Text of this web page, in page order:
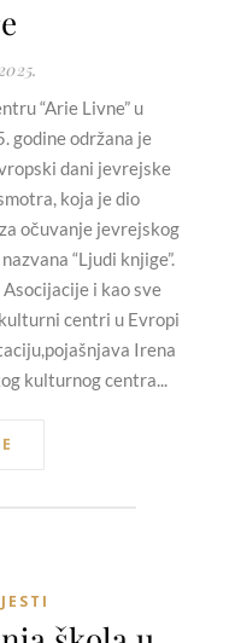
“Arie Livne” u
godine održana je
dani jevrejske
koja je dio
očuvanje jevrejskog
“Ljudi knjige”.
i kao sve
centri u Evropi
Irena
kulturnog centra...